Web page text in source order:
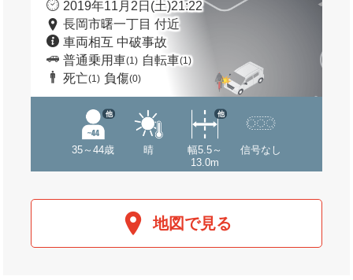
2019年11月2日(土)21:22
長岡市曙一丁目 付近
車両相互 中破事故
普通乗用車(1) 自転車(1)
死亡(1) 負傷(0)
35～44歳
他
晴
幅5.5～
13.0m
他
信号なし
地図で見る